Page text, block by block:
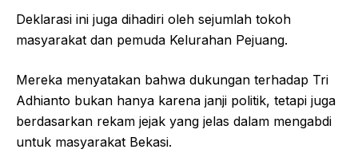
Deklarasi ini juga dihadiri oleh sejumlah tokoh
masyarakat dan pemuda Kelurahan Pejuang.
Mereka menyatakan bahwa dukungan terhadap Tri
Adhianto bukan hanya karena janji politik, tetapi juga
berdasarkan rekam jejak yang jelas dalam mengabdi
untuk masyarakat Bekasi.